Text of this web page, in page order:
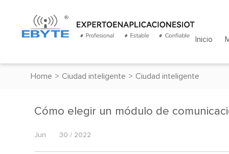
Inicio
Home > Ciudad inteligente > Ciudad inteligente
Cómo elegir un módulo de
Jun 30 / 2022